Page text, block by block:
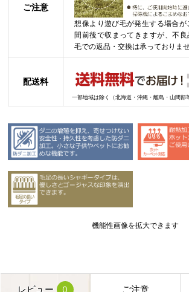
機能性画像を拡大できます
ご注意
想像より遊び毛が発生する場合が
間前後で収まってきますが、不
毛での返品・交換は承っておりませ
配送料
一部地域は除く（北海道・沖縄・離島・山間部
レビュー 0 ご注意